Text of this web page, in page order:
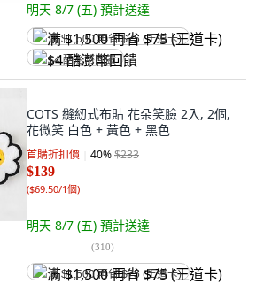
明天 8/7 (五) 預計送達
满 $1,500 再省 $75 (王道卡)
$4 酷澎幣回饋
COTS 縫紉式布貼 花朵笑臉 2入, 2個,
花微笑 白色 + 黃色 + 黑色
首購折扣價 40%$233
$139
($69.50/1個)
明天 8/7 (五) 預計送達
(310)
满 $1,500 再省 $75 (王道卡)